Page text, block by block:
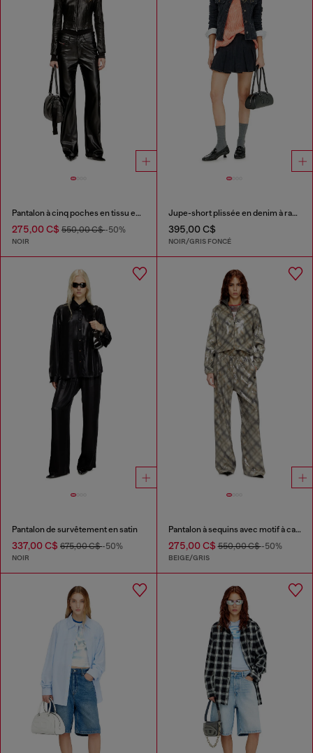
Pantalon à cinq poches en tissu enduit
275,00 C$ 550,00 C$-50%
NOIR
Jupe-short plissée en denim à rayures fines
395,00 C$
NOIR/GRIS FONCÉ
Pantalon de survêtement en satin
337,00 C$ 675,00 C$-50%
NOIR
Pantalon à sequins avec motif à carreaux
275,00 C$550,00 C$-50%
BEIGE/GRIS